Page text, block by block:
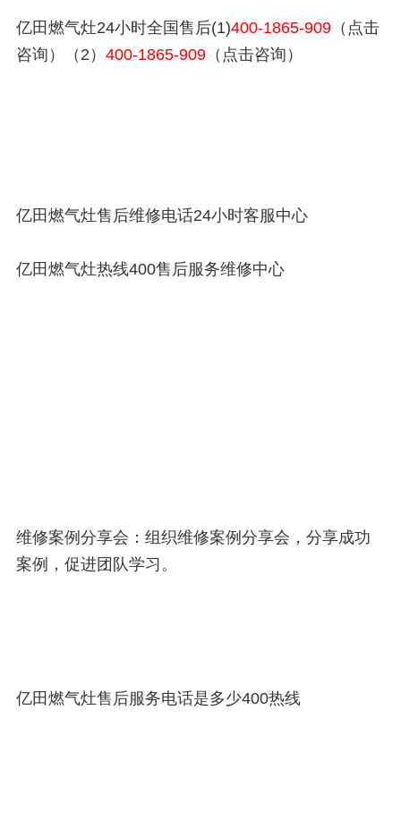
亿田燃气灶24小时全国售后(1)400-1865-909 （点击
咨询）（2） 400-1865-909 （点击咨询）
亿田燃气灶售后维修电话24小时客服中心
亿田燃气灶热线400售后服务维修中心
维修案例分享会：组织维修案例分享会，分享成功
案例，促进团队学习。
亿田燃气灶售后服务电话是多少400热线